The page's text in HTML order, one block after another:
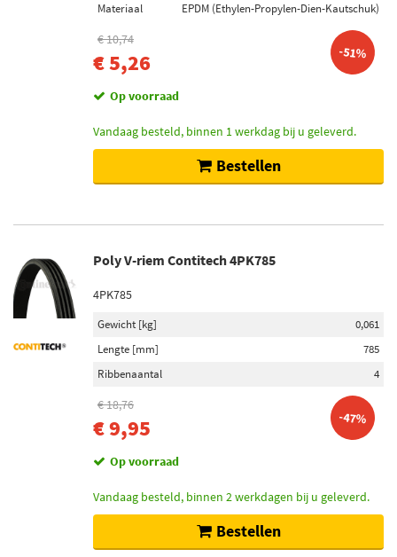
Materiaal
EPDM (Ethylen-Propylen-Dien-Kautschuk)
€ 10,74
€ 5,26 -51%
Op voorraad
Vandaag besteld, binnen 1 werkdag bij u geleverd.
Bestellen
Poly V-riem Contitech 4PK785
4PK785
Gewicht [kg]
0,061
Lengte [mm]
785
Ribbenaantal
4
€ 18,76
€ 9,95 -47%
Op voorraad
Vandaag besteld, binnen 2 werkdagen bij u geleverd.
Bestellen